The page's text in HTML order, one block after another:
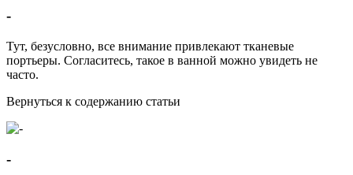
-
Тут, безусловно, все внимание привлекают тканевые
портьеры. Согласитесь, такое в ванной можно увидеть не
часто.
Вернуться к содержанию статьи
-